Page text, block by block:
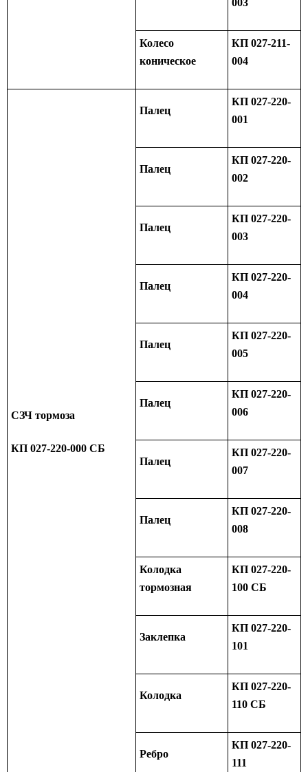
003
Колесо
коническое
КП 027-211-
004
СЗЧ тормоза
КП 027-220-000 СБ
Палец
КП 027-220-
001
Палец
КП 027-220-
002
Палец
КП 027-220-
003
Палец
КП 027-220-
004
Палец
КП 027-220-
005
Палец
КП 027-220-
006
Палец
КП 027-220-
007
Палец
КП 027-220-
008
Колодка
тормозная
КП 027-220-
100 СБ
Заклепка
КП 027-220-
101
Колодка
КП 027-220-
110 СБ
Ребро
КП 027-220-
111